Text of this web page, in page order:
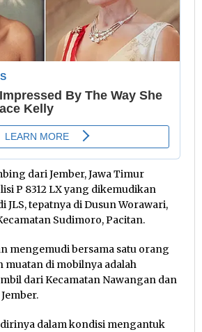
dari Jember, Jawa Timur
P 8312 LX yang dikemudikan
JLS, tepatnya di Dusun Worawari,
Sudimoro, Pacitan.
mengemudi bersama satu orang
muatan di mobilnya adalah
dari Kecamatan Nawangan dan
dalam kondisi mengantuk